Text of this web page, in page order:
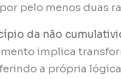
pelo menos duas
da não
implica
a própria lógica